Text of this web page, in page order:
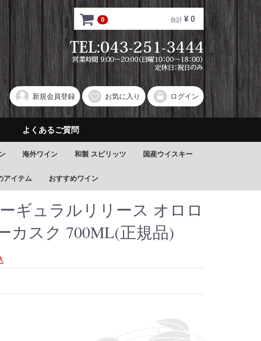
0 合計 ¥ 0
新規会員登録 お気に入り ログイン
よくあるご質問
海外ワイン 和製 スピリッツ 国産ウイスキー
アイテム おすすめワイン
ギュラルリリース オロロ
カスク 700ML(正規品)